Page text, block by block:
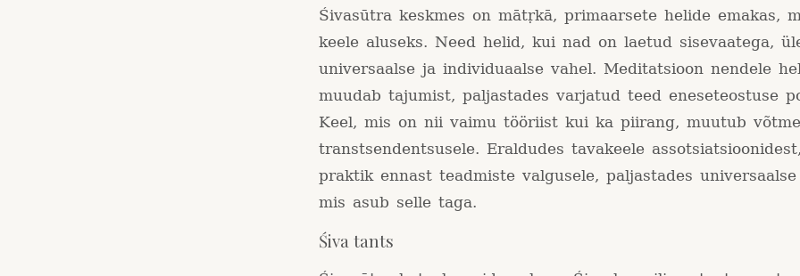
Śivasūtra keskmes on mātṛkā, primaarsete helide emakas,
keele aluseks. Need helid, kui nad on laetud sisevaatega,
universaalse ja individuaalse vahel. Meditatsioon nendele
muudab tajumist, paljastades varjatud teed eneseteostuse
Keel, mis on nii vaimu tööriist kui ka piirang, muutub
transtsendentsusele. Eraldudes tavakeele
praktik ennast teadmiste valgusele, paljastades
mis asub selle taga.
Śiva tants